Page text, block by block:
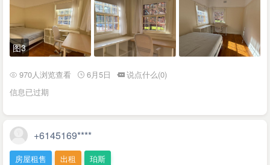
图3
970人浏览查看 6月5日
说点什么(0)
信息已过期
+6145169****
房屋租售 出租 珀斯